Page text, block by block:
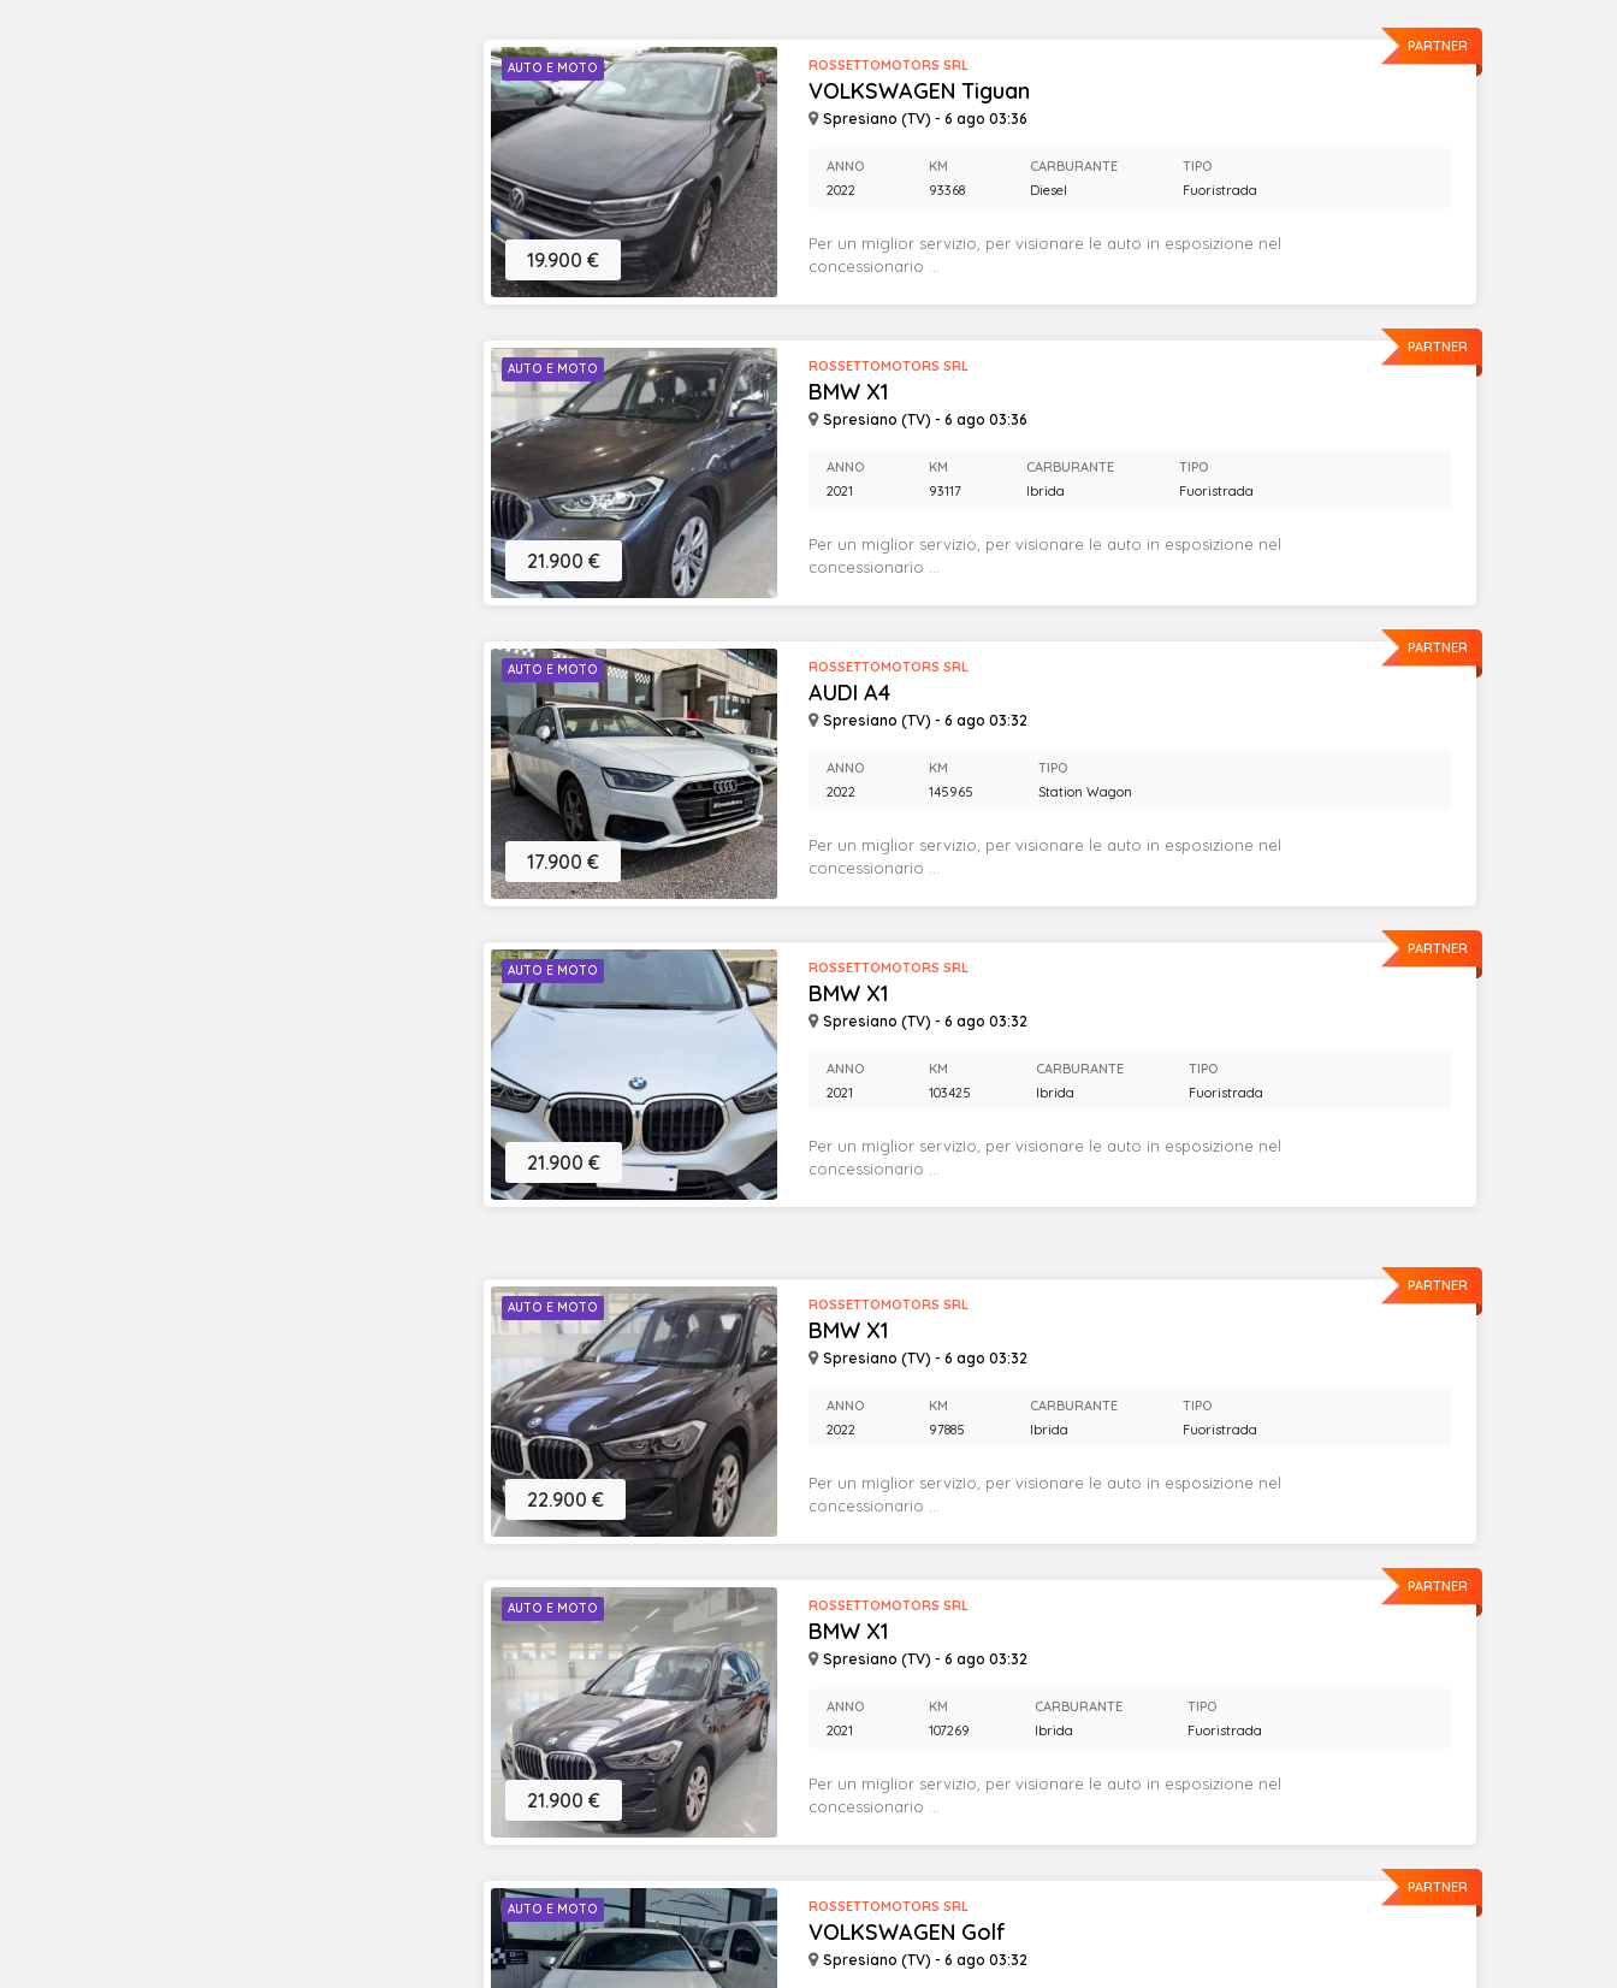
PARTNER
AUTO E MOTO
VOLKSWAGEN Tiguan
Spresiano (TV) - 6 ago 03:36
19.900 €
ROSSETTOMOTORS SRL
Per un miglior servizio, per visionare le auto in esposizione nel
concessionario ...
ANNO
2022
KM
93368
CARBURANTE
Diesel
TIPO
Fuoristrada
PARTNER
AUTO E MOTO
BMW X1
Spresiano (TV) - 6 ago 03:36
21.900 €
ROSSETTOMOTORS SRL
Per un miglior servizio, per visionare le auto in esposizione nel
concessionario ...
ANNO
2021
KM
93117
CARBURANTE
Ibrida
TIPO
Fuoristrada
PARTNER
AUTO E MOTO
AUDI A4
Spresiano (TV) - 6 ago 03:32
17.900 €
ROSSETTOMOTORS SRL
Per un miglior servizio, per visionare le auto in esposizione nel
concessionario ...
ANNO
2022
KM
145965
TIPO
Station Wagon
PARTNER
AUTO E MOTO
BMW X1
Spresiano (TV) - 6 ago 03:32
21.900 €
ROSSETTOMOTORS SRL
Per un miglior servizio, per visionare le auto in esposizione nel
concessionario ...
ANNO
2021
KM
103425
CARBURANTE
Ibrida
TIPO
Fuoristrada
PARTNER
AUTO E MOTO
BMW X1
Spresiano (TV) - 6 ago 03:32
22.900 €
ROSSETTOMOTORS SRL
Per un miglior servizio, per visionare le auto in esposizione nel
concessionario ...
ANNO
2022
KM
97885
CARBURANTE
Ibrida
TIPO
Fuoristrada
PARTNER
AUTO E MOTO
BMW X1
Spresiano (TV) - 6 ago 03:32
21.900 €
ROSSETTOMOTORS SRL
Per un miglior servizio, per visionare le auto in esposizione nel
concessionario ...
ANNO
2021
KM
107269
CARBURANTE
Ibrida
TIPO
Fuoristrada
PARTNER
AUTO E MOTO
VOLKSWAGEN Golf
Spresiano (TV) - 6 ago 03:32
ROSSETTOMOTORS SRL